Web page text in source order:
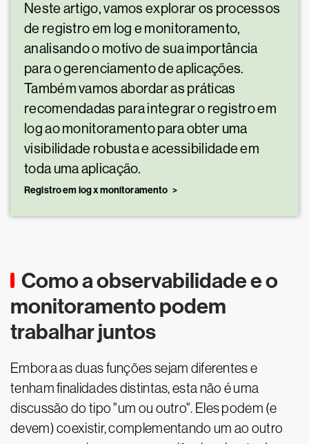
Neste artigo, vamos explorar os processos
de registro em log e monitoramento,
analisando o motivo de sua importância
para o gerenciamento de aplicações.
Também vamos abordar as práticas
recomendadas para integrar o registro em
log ao monitoramento para obter uma
visibilidade robusta e acessibilidade em
toda uma aplicação.
Registro em log x monitoramento
Como a observabilidade e o
monitoramento podem
trabalhar juntos
Embora as duas funções sejam diferentes e
tenham finalidades distintas, esta não é uma
discussão do tipo "um ou outro". Eles podem (e
devem) coexistir, complementando um ao outro